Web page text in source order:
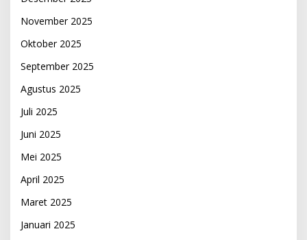
November 2025
Oktober 2025
September 2025
Agustus 2025
Juli 2025
Juni 2025
Mei 2025
April 2025
Maret 2025
Januari 2025